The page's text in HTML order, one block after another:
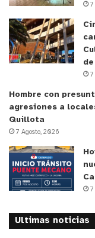
7
7
Hombre con
agresiones a
Quillota
7 Agosto, 2026
7
Ultimas noticias